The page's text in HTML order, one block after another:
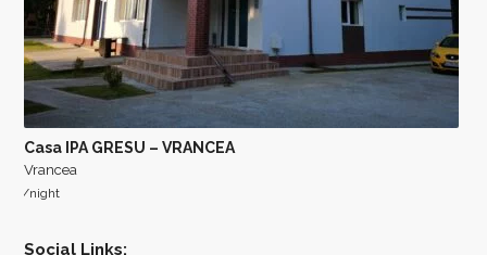
Casa IPA GRESU – VRANCEA
Vrancea
/night
Social Links: